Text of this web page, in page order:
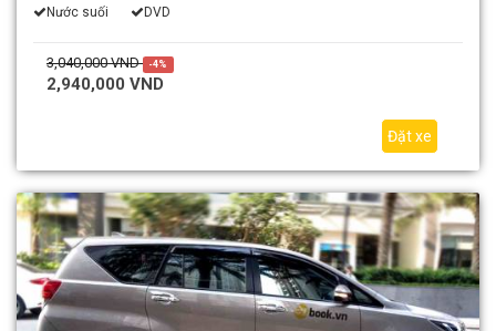
Nước suối DVD
3,040,000 VND -4%
2,940,000 VND
Đặt xe